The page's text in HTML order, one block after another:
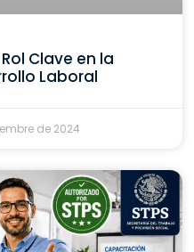
Clave en la
Laboral
de 2024